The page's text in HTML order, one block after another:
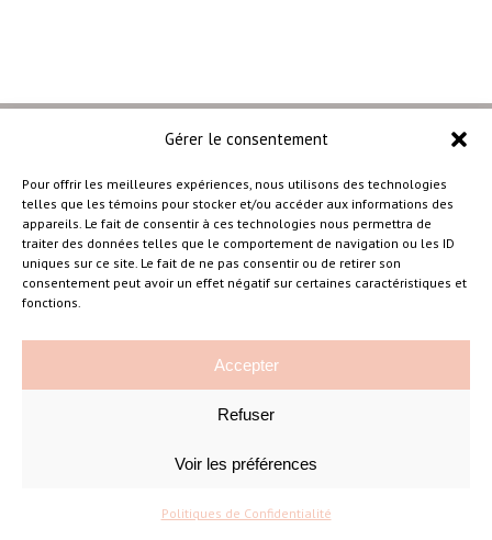
Gérer le consentement
Pour offrir les meilleures expériences, nous utilisons des technologies
telles que les témoins pour stocker et/ou accéder aux informations des
appareils. Le fait de consentir à ces technologies nous permettra de
traiter des données telles que le comportement de navigation ou les ID
uniques sur ce site. Le fait de ne pas consentir ou de retirer son
consentement peut avoir un effet négatif sur certaines caractéristiques et
fonctions.
Accepter
Refuser
Voir les préférences
Politiques de Confidentialité
–
Amélie Cousineau Photographe
©Amelie Cousineau Photographe